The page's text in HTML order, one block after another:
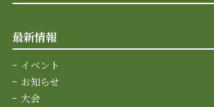
最新情報
イベント
お知らせ
大会